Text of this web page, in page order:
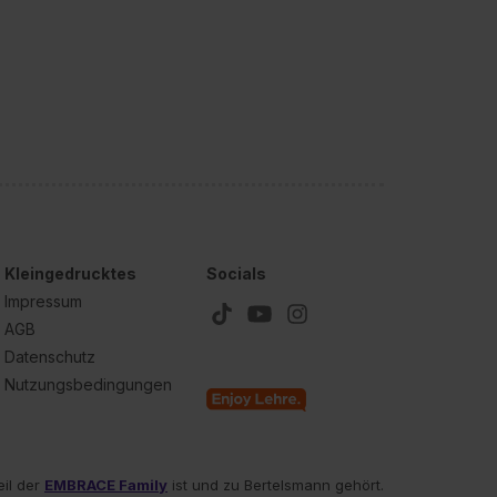
Kleingedrucktes
Impressum
AGB
Datenschutz
Nutzungsbedingungen
Socials
der EMBRACE Family ist und zu Bertelsmann gehört.